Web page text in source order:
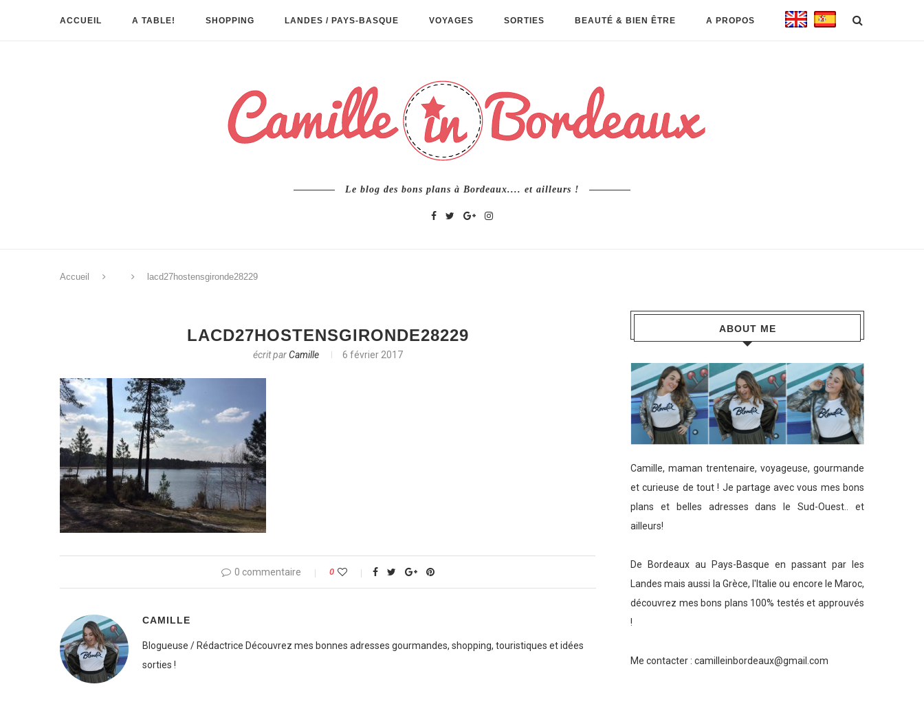
ACCUEIL A TABLE! SHOPPING LANDES / PAYS-BASQUE VOYAGES SORTIES BEAUTÉ & BIEN ÊTRE A PROPOS
Le blog des bons plans à Bordeaux.... et ailleurs !
Accueil lacd27hostensgironde28229
LACD27HOSTENSGIRONDE28229
écrit parCamille 6 février 2017
0 commentaire 0
CAMILLE
Blogueuse / Rédactrice Découvrez mes bonnes adresses gourmandes, shopping, touristiques et idées
sorties !
ABOUT ME
Camille, maman trentenaire, voyageuse, gourmande
et curieuse de tout ! Je partage avec vous mes bons
plans et belles adresses dans le Sud-Ouest.. et
ailleurs!
De Bordeaux au Pays-Basque en passant par les
Landes mais aussi la Grèce, l'Italie ou encore le Maroc,
découvrez mes bons plans 100% testés et approuvés
!
Me contacter : camilleinbordeaux@gmail.com